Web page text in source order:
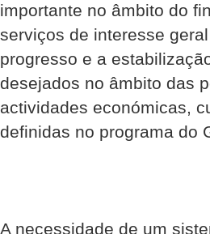
importante no âmbito do
serviços de interesse
progresso e a
desejados no âmbito das
actividades económicas,
definidas no programa do
A necessidade de um